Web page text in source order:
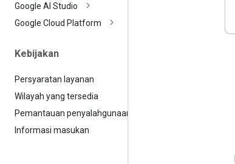
Google AI Studio
Google Cloud Platform
Kebijakan
Persyaratan layanan
Wilayah yang tersedia
Pemantauan penyalahgunaan
Informasi masukan